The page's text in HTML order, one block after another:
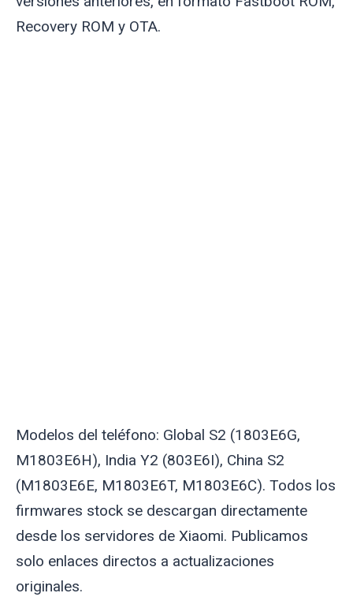
Recovery ROM y OTA.
Modelos del teléfono: Global S2 (1803E6G,
M1803E6H), India Y2 (803E6I), China S2
(M1803E6E, M1803E6T, M1803E6C). Todos los
firmwares stock se descargan directamente
desde los servidores de Xiaomi. Publicamos
solo enlaces directos a actualizaciones
originales.